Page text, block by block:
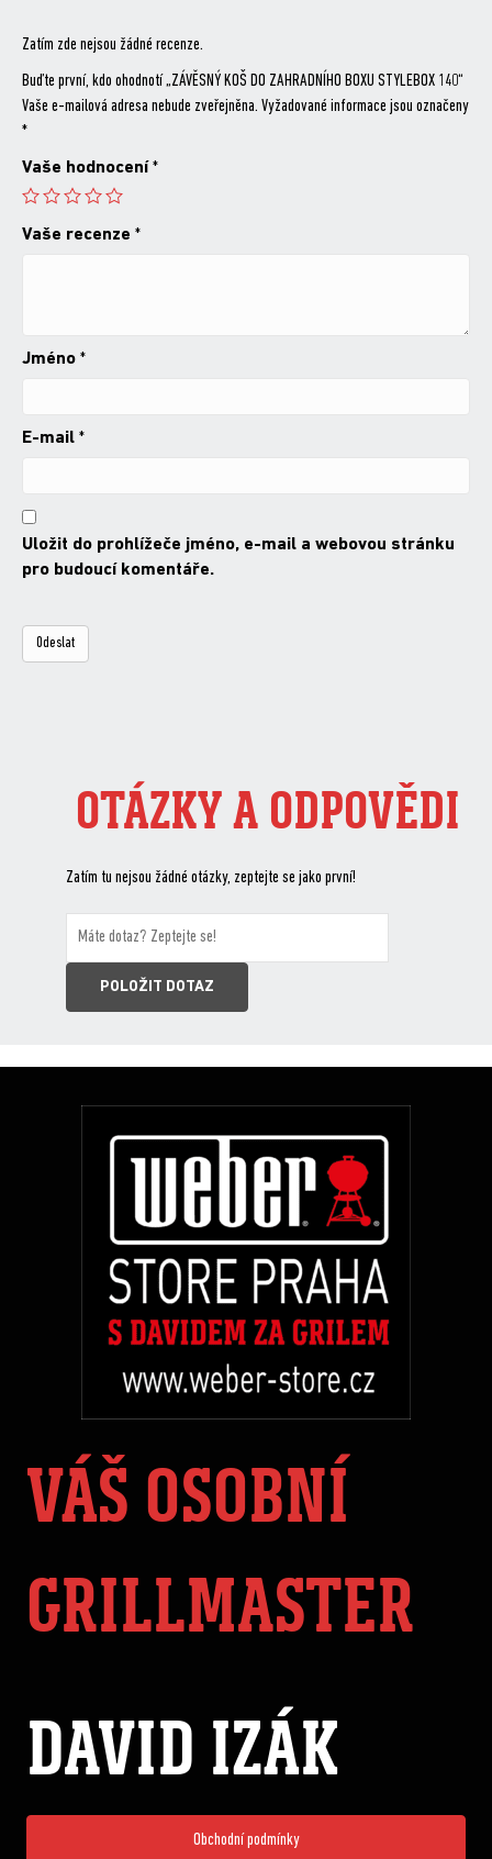
Zatím zde nejsou žádné recenze.
Buďte první, kdo ohodnotí „ZÁVĚSNÝ KOŠ DO ZAHRADNÍHO BOXU STYLEBOX 140“
Vaše e-mailová adresa nebude zveřejněna. Vyžadované informace jsou označeny
*
Vaše hodnocení *
Vaše recenze *
Jméno *
E-mail *
Uložit do prohlížeče jméno, e-mail a webovou stránku
pro budoucí komentáře.
OTÁZKY A ODPOVĚDI
Zatím tu nejsou žádné otázky, zeptejte se jako první!
VÁŠ OSOBNÍ
GRILLMASTER
DAVID IZÁK
Obchodní podmínky